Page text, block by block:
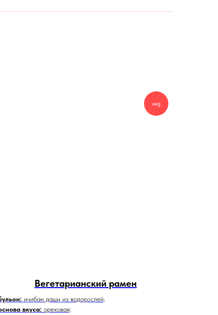
veg
Вегетарианский рамен
ичибан даши из водорослей;
вкуса: ореховая;